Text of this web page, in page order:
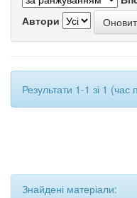
Автори
Результати 1-1 зі 1
Знайдені матеріали: